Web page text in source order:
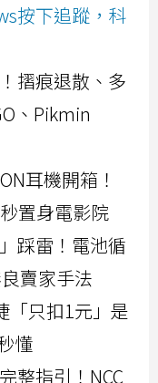
按下追蹤，科
摺痕退散、多
、Pikmin
耳機開箱！
置身電影院
踩雷！電池循
賣家手法
「只扣1元」是
懂
整指引！NCC